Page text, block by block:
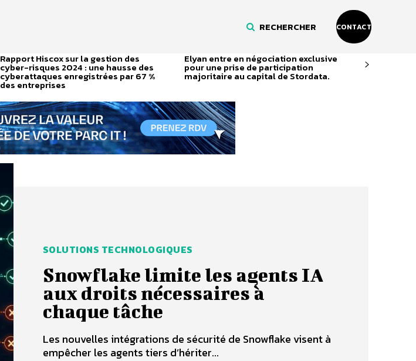
RECHERCHER CONTACT
Rapport Hiscox sur la gestion des
cyber-risques 2024 : une hausse des
cyberattaques enregistrées par 67 %
des entreprises
Elyan entre en négociation exclusive
pour une prise de participation
majoritaire au capital de Stordata.
SOLUTIONS TECHNOLOGIQUES
Snowflake limite les agents IA
aux droits nécessaires à
chaque tâche
Les nouvelles intégrations de sécurité de Snowflake visent à
empêcher les agents tiers d’hériter...